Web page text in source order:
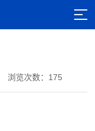
浏览次数：175